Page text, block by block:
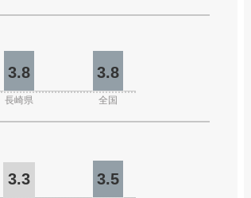
3.8 3.8
長崎県 全国
3.3 3.5